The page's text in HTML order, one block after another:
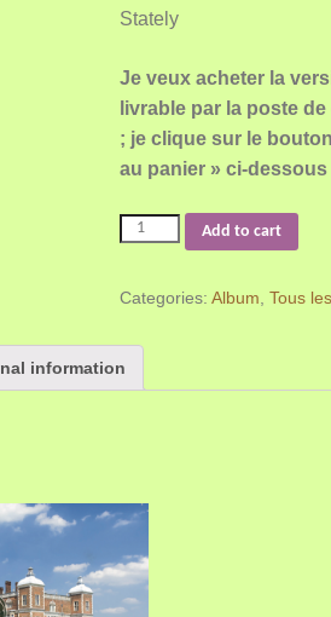
Stately
Je veux acheter la
livrable par la poste
; je clique sur le
au panier » ci-dessous
Add to cart
Categories: Album, Tous
information